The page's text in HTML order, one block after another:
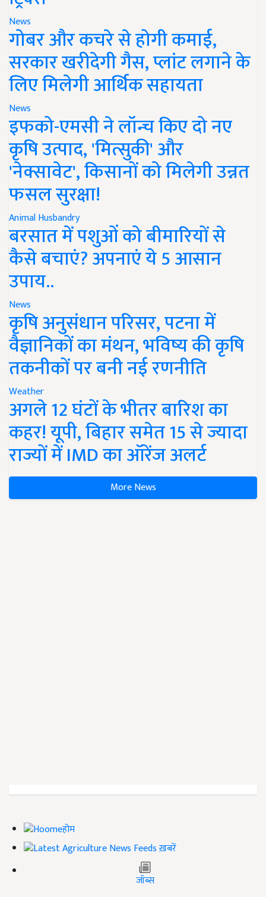
News
गोबर और कचरे से होगी कमाई,
सरकार खरीदेगी गैस, प्लांट लगाने के
लिए मिलेगी आर्थिक सहायता
News
इफको-एमसी ने लॉन्च किए दो नए
कृषि उत्पाद, 'मित्सुकी' और
'नेक्सावेट', किसानों को मिलेगी उन्नत
फसल सुरक्षा!
Animal Husbandry
बरसात में पशुओं को बीमारियों से
कैसे बचाएं? अपनाएं ये 5 आसान
उपाय..
News
कृषि अनुसंधान परिसर, पटना में
वैज्ञानिकों का मंथन, भविष्य की कृषि
तकनीकों पर बनी नई रणनीति
Weather
अगले 12 घंटों के भीतर बारिश का
कहर! यूपी, बिहार समेत 15 से ज्यादा
राज्यों में IMD का ऑरेंज अलर्ट
More News
होम
ख़बरें
जॉब्स